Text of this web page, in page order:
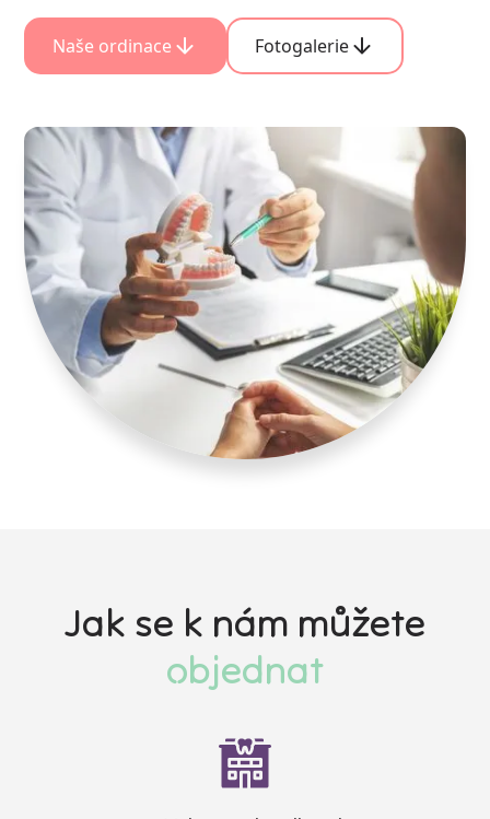
Naše ordinace Fotogalerie
Jak se k nám můžete
objednat